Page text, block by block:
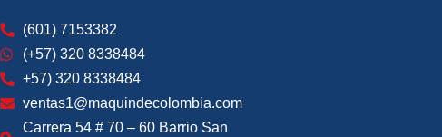
(601) 7153382
(+57) 320 8338484
+57) 320 8338484
ventas1@maquindecolombia.com
Carrera 54 # 70 – 60 Barrio San